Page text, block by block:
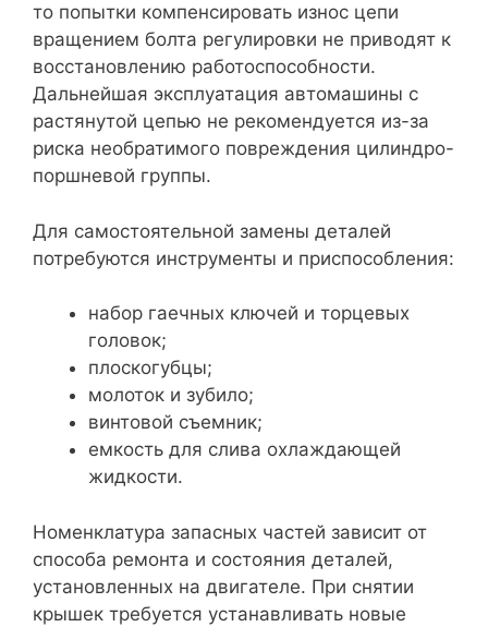
то попытки компенсировать износ цепи
вращением болта регулировки не приводят к
восстановлению работоспособности.
Дальнейшая эксплуатация автомашины с
растянутой цепью не рекомендуется из-за
риска необратимого повреждения цилиндро-
поршневой группы.
Для самостоятельной замены деталей
потребуются инструменты и приспособления:
набор гаечных ключей и торцевых
головок;
плоскогубцы;
молоток и зубило;
винтовой съемник;
емкость для слива охлаждающей
жидкости.
Номенклатура запасных частей зависит от
способа ремонта и состояния деталей,
установленных на двигателе. При снятии
крышек требуется устанавливать новые